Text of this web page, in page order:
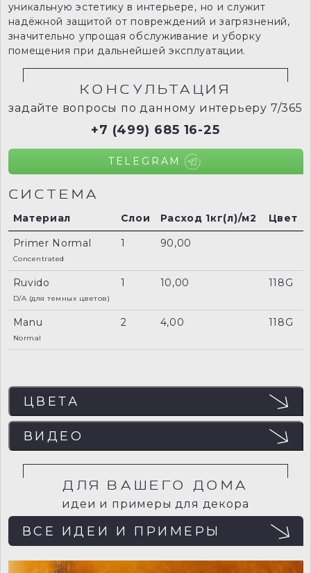
уникальную эстетику в интерьере, но и служит
надёжной защитой от повреждений и загрязнений,
значительно упрощая обслуживание и уборку
помещения при дальнейшей эксплуатации.
КОНСУЛЬТАЦИЯ
задайте вопросы по данному интерьеру 7/365
+7 (499) 685 16-25
TELEGRAM
СИСТЕМА
Материал Слои Расход 1кг(л)/м2
Цвет
Primer Normal
Concentrated
1 90,00
Ruvido
D/A (для темных цветов)
1 10,00 118G
Manu
Normal
2 4,00 118G
ЦВЕТА
ЦВЕТА
Отображение цвета на мониторе может не
совпадать с реальным, поэтому рекомендуем
заказывать пробный образец (выкрас) для точного
определения цвета.
ВИДЕО
ДЛЯ ВАШЕГО ДОМА
идеи и примеры для декора
ВСЕ ИДЕИ И ПРИМЕРЫ